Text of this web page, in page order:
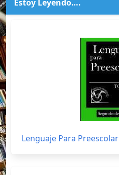
Estoy Leyendo….
Lenguaje Para